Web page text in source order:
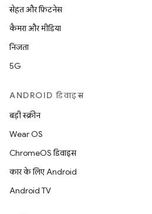
सेहत और फ़िटनेस
कैमरा और मीडिया
निजता
5G
ANDROID डिवाइस
बड़ी स्क्रीन
Wear OS
ChromeOS डिवाइस
कार के लिए Android
Android TV